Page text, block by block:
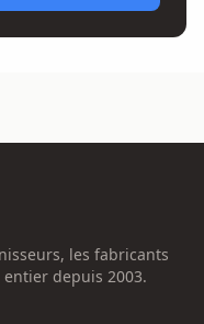
les fabricants
depuis 2003.